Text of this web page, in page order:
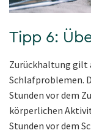
Tipp 6:
Zurückhaltung gilt
Schlafproblemen.
Stunden vor dem
körperlichen
Stunden vor dem